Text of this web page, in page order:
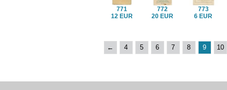
771
12 EUR
772
20 EUR
773
6 EUR
← 4 5 6 7 8 9 10